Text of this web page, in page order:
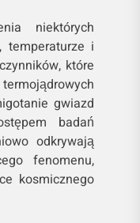
niektórych
temperaturze i
które
gwiazd
badań
odkrywają
fenomenu,
kosmicznego